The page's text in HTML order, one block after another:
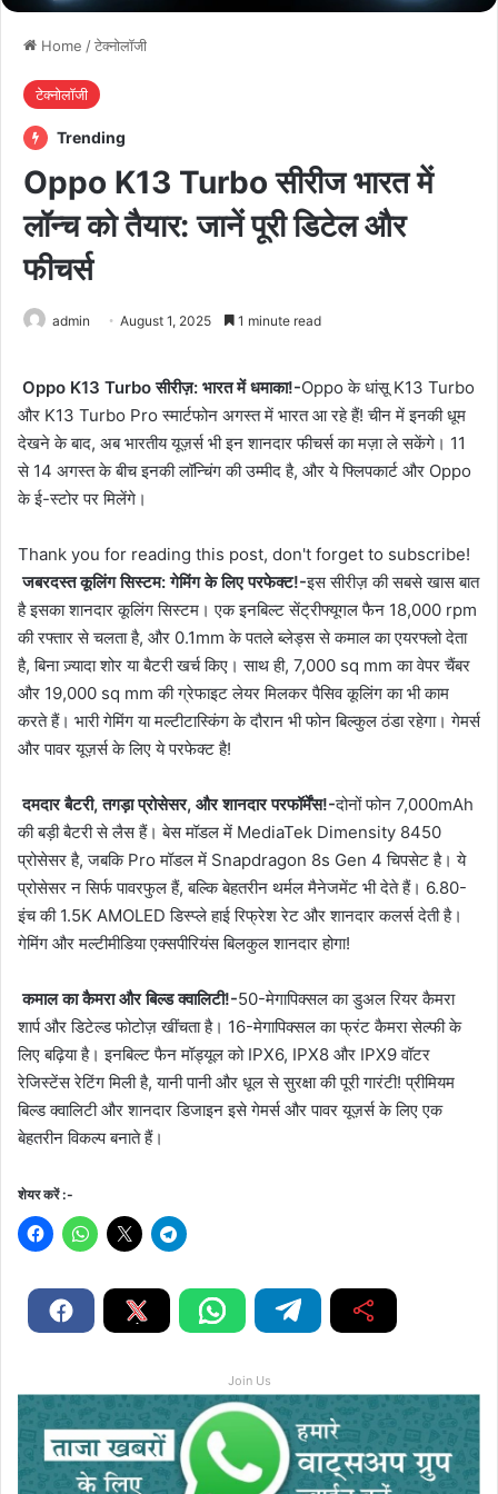
Home /टेक्नोलॉजी
टेक्नोलॉजी
Trending
Oppo K13 Turbo सीरीज भारत में
लॉन्च को तैयार: जानें पूरी डिटेल और
फीचर्स
admin August 1, 2025 1 minute read
Oppo K13 Turbo सीरीज़: भारत में धमाका!-Oppo के धांसू K13 Turbo
और K13 Turbo Pro स्मार्टफोन अगस्त में भारत आ रहे हैं! चीन में इनकी धूम
देखने के बाद, अब भारतीय यूज़र्स भी इन शानदार फीचर्स का मज़ा ले सकेंगे। 11
से 14 अगस्त के बीच इनकी लॉन्चिंग की उम्मीद है, और ये फ्लिपकार्ट और Oppo
के ई-स्टोर पर मिलेंगे।
Thank you for reading this post, don't forget to subscribe!
जबरदस्त कूलिंग सिस्टम: गेमिंग के लिए परफेक्ट!-इस सीरीज़ की सबसे खास बात
है इसका शानदार कूलिंग सिस्टम। एक इनबिल्ट सेंट्रीफ्यूगल फैन 18,000 rpm
की रफ्तार से चलता है, और 0.1mm के पतले ब्लेड्स से कमाल का एयरफ्लो देता
है, बिना ज़्यादा शोर या बैटरी खर्च किए। साथ ही, 7,000 sq mm का वेपर चैंबर
और 19,000 sq mm की ग्रेफाइट लेयर मिलकर पैसिव कूलिंग का भी काम
करते हैं। भारी गेमिंग या मल्टीटास्किंग के दौरान भी फोन बिल्कुल ठंडा रहेगा। गेमर्स
और पावर यूज़र्स के लिए ये परफेक्ट है!
दमदार बैटरी, तगड़ा प्रोसेसर, और शानदार परफॉर्मेंस!-दोनों फोन 7,000mAh
की बड़ी बैटरी से लैस हैं। बेस मॉडल में MediaTek Dimensity 8450
प्रोसेसर है, जबकि Pro मॉडल में Snapdragon 8s Gen 4 चिपसेट है। ये
प्रोसेसर न सिर्फ पावरफुल हैं, बल्कि बेहतरीन थर्मल मैनेजमेंट भी देते हैं। 6.80-
इंच की 1.5K AMOLED डिस्प्ले हाई रिफ्रेश रेट और शानदार कलर्स देती है।
गेमिंग और मल्टीमीडिया एक्सपीरियंस बिलकुल शानदार होगा!
कमाल का कैमरा और बिल्ड क्वालिटी!-50-मेगापिक्सल का डुअल रियर कैमरा
शार्प और डिटेल्ड फोटोज़ खींचता है। 16-मेगापिक्सल का फ्रंट कैमरा सेल्फी के
लिए बढ़िया है। इनबिल्ट फैन मॉड्यूल को IPX6, IPX8 और IPX9 वॉटर
रेजिस्टेंस रेटिंग मिली है, यानी पानी और धूल से सुरक्षा की पूरी गारंटी! प्रीमियम
बिल्ड क्वालिटी और शानदार डिजाइन इसे गेमर्स और पावर यूज़र्स के लिए एक
बेहतरीन विकल्प बनाते हैं।
शेयर करें :-
Join Us